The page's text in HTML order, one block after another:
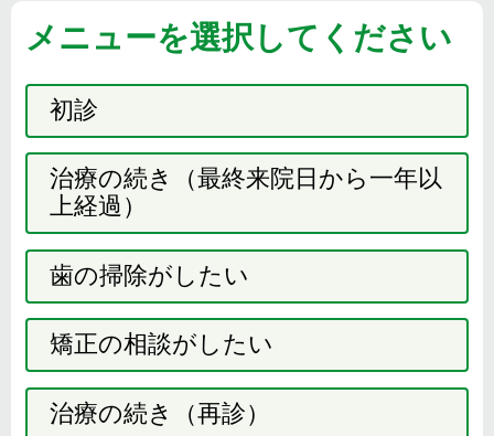
メニューを選択してください
初診
治療の続き（最終来院日から一年以
上経過）
歯の掃除がしたい
矯正の相談がしたい
治療の続き（再診）